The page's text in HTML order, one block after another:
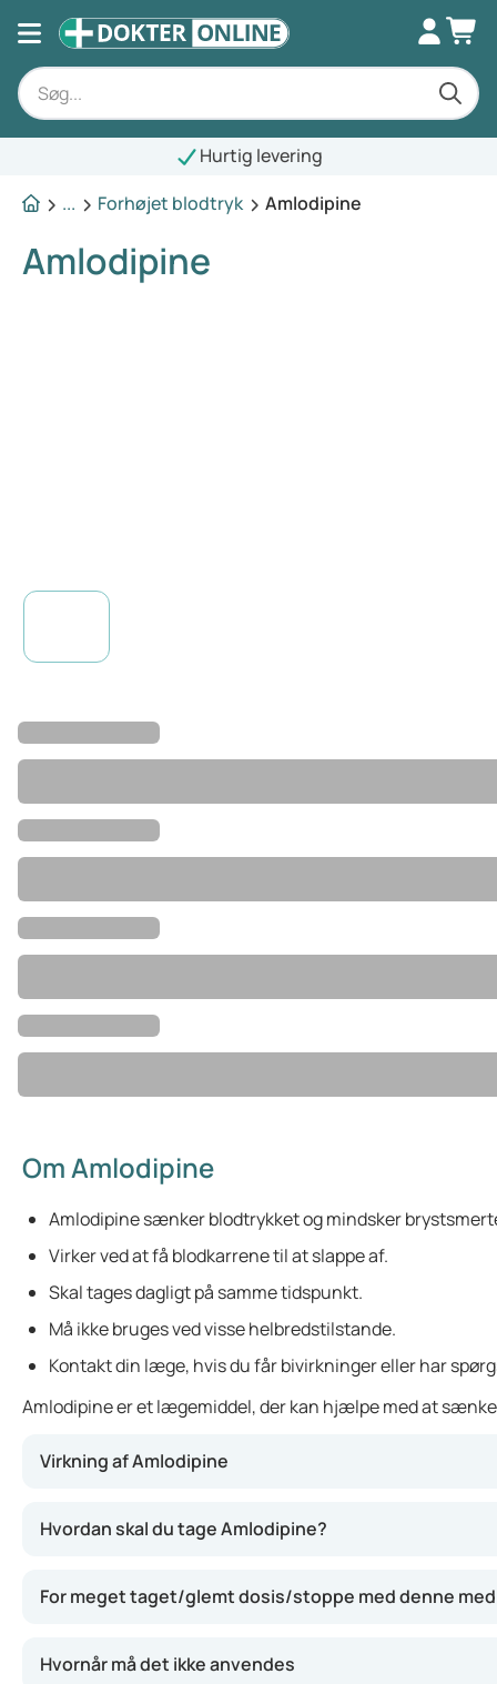
Hurtig levering
...
Forhøjet blodtryk Amlodipine
Amlodipine
Om Amlodipine
Amlodipine sænker blodtrykket og mindsker
Virker ved at få blodkarrene til at slappe af.
Skal tages dagligt på samme tidspunkt.
Må ikke bruges ved visse helbredstilstande.
Kontakt din læge, hvis du får bivirkninger eller har
Amlodipine er et lægemiddel, der kan hjælpe med at
Virkning af Amlodipine
Hvordan skal du tage Amlodipine?
For meget taget/glemt dosis/stoppe med denne
Hvornår må det ikke anvendes